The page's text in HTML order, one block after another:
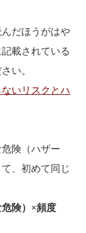
だほうがはや
載されている
い。
いリスクとハ
険（ハザー
、初めて同じ
険）×頻度